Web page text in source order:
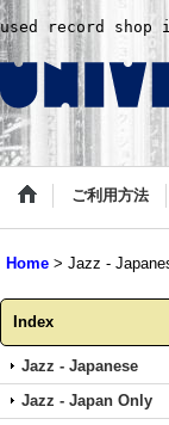
used record shop
ご利用方法
Home > Jazz -
Index
Jazz - Japanese
Jazz - Japan Only